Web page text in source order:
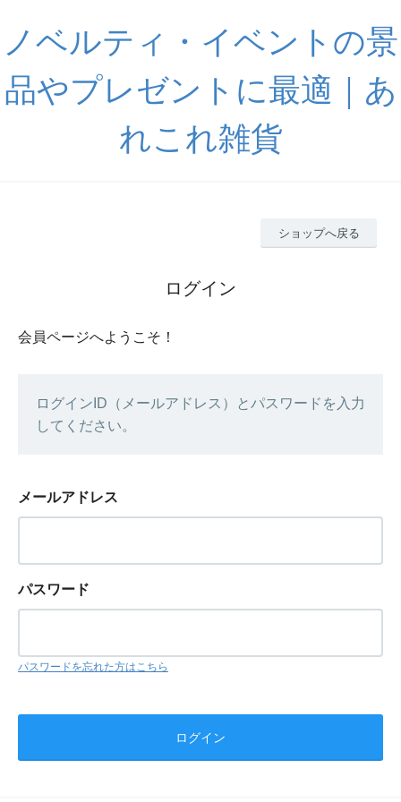
ノベルティ・イベントの景
品やプレゼントに最適｜あ
れこれ雑貨
ショップへ戻る
ログイン
会員ページへようこそ！
ログインID（メールアドレス）とパスワードを入力
してください。
メールアドレス
パスワード
パスワードを忘れた方はこちら